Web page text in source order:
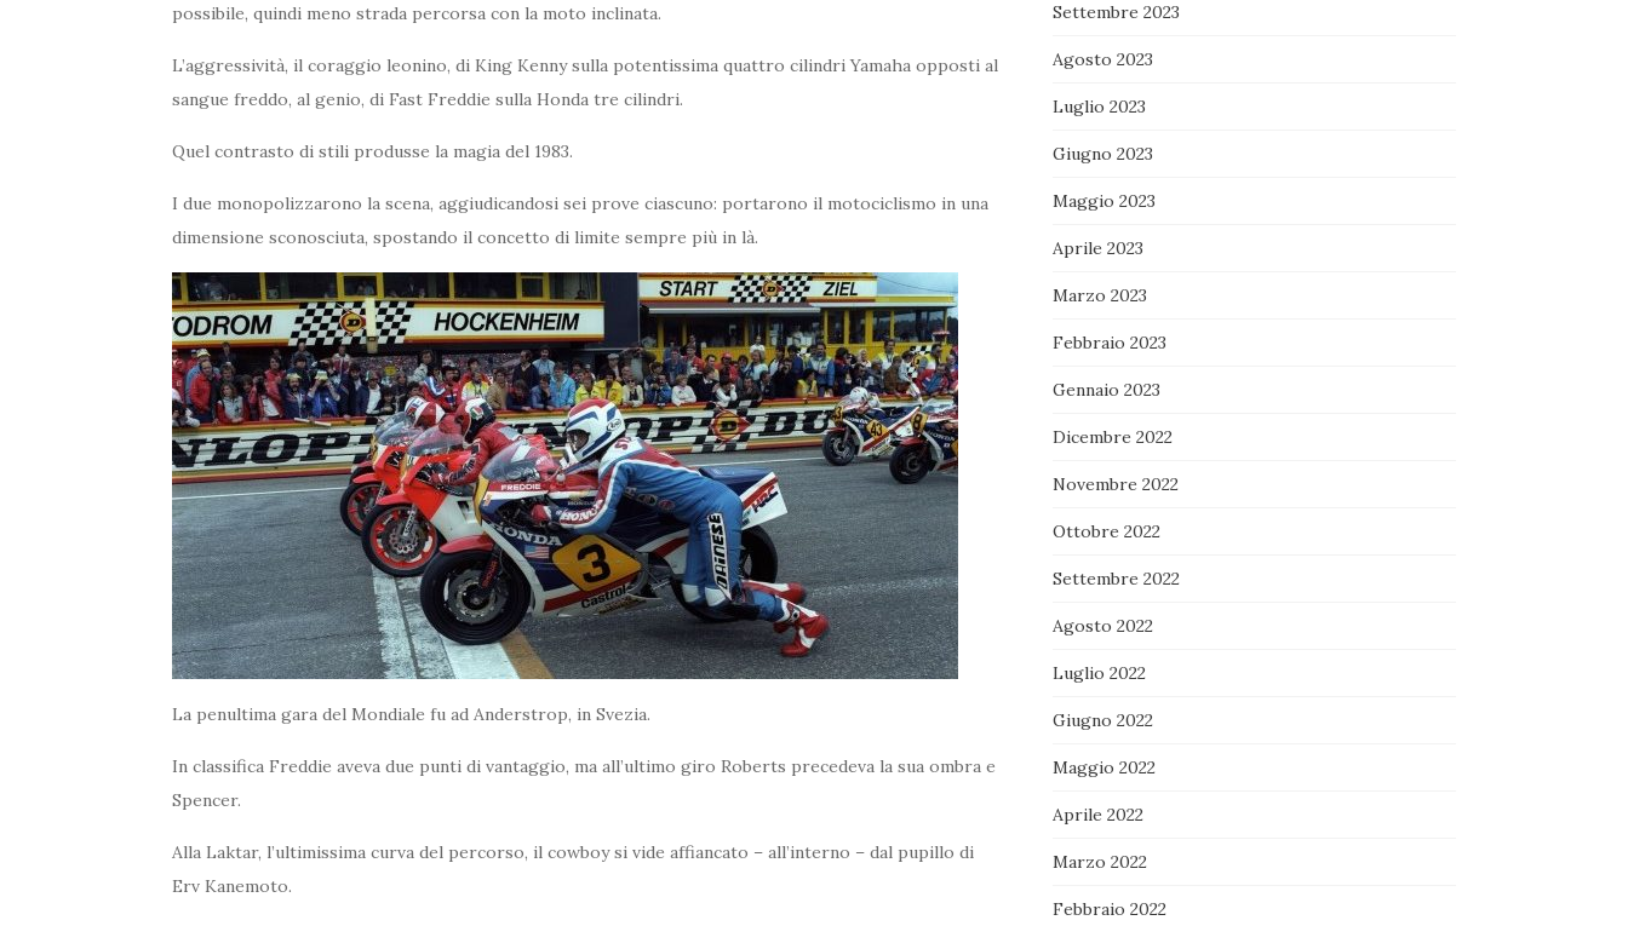
possibile, quindi meno strada percorsa con la moto inclinata.
L’aggressività, il coraggio leonino, di King Kenny sulla potentissima quattro cilindri Yamaha opposti al
sangue freddo, al genio, di Fast Freddie sulla Honda tre cilindri.
Quel contrasto di stili produsse la magia del 1983.
I due monopolizzarono la scena, aggiudicandosi sei prove ciascuno: portarono il motociclismo in una
dimensione sconosciuta, spostando il concetto di limite sempre più in là.
La penultima gara del Mondiale fu ad Anderstrop, in Svezia.
In classifica Freddie aveva due punti di vantaggio, ma all’ultimo giro Roberts precedeva la sua ombra e
Spencer.
Alla Laktar, l’ultimissima curva del percorso, il cowboy si vide affiancato – all’interno – dal pupillo di
Erv Kanemoto.
Settembre 2023
Agosto 2023
Luglio 2023
Giugno 2023
Maggio 2023
Aprile 2023
Marzo 2023
Febbraio 2023
Gennaio 2023
Dicembre 2022
Novembre 2022
Ottobre 2022
Settembre 2022
Agosto 2022
Luglio 2022
Giugno 2022
Maggio 2022
Aprile 2022
Marzo 2022
Febbraio 2022